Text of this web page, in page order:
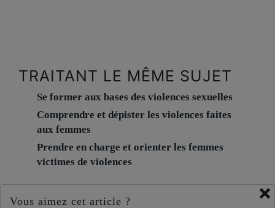
TRAITANT LE MÊME SUJET
Se former aux bases des violences sexuelles
Comprendre et dépister les violences faites
aux femmes
Prendre en charge et orienter les femmes
victimes de violences
×
Vous aimez cet article ?